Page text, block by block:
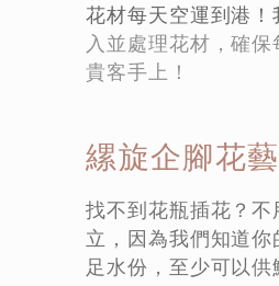
花材每天空運到港
入並處理花材，確
貴客手上！
縲旋企腳花
找不到花瓶插花？
立，因為我們知道
足水份，至少可以供